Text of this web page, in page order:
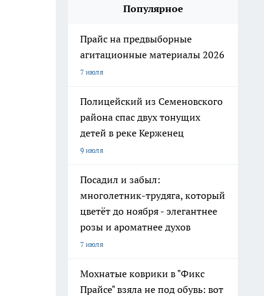
Популярное
Прайс на предвыборные
агитационные материалы 2026
7 июля
Полицейский из Семеновского
района спас двух тонущих
детей в реке Керженец
9 июля
Посадил и забыл:
многолетник-трудяга, который
цветёт до ноября - элегантнее
розы и ароматнее духов
7 июля
Мохнатые коврики в "Фикс
Прайсе" взяла не под обувь: вот